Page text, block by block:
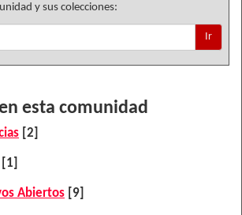
y sus colecciones:
Ir
esta comunidad
[2]
[1]
Abiertos [9]